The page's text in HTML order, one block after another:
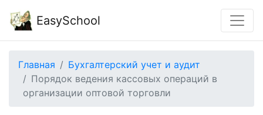
EasySchool
Главная
Бухгалтерский учет и аудит
Порядок ведения кассовых операций в
организации оптовой торговли